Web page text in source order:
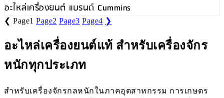
อะไหล่เครื่องยนต์ แบรนด์ Cummins
❮ Page1 Page2 Page3 Page4 ❯
อะไหล่เครื่องยนต์แท้ สำหรับเครื่องจักร
หนักทุกประเภท
สำหรับเครื่องจักรกลหนักในภาคอุตสาหกรรม การเกษตร